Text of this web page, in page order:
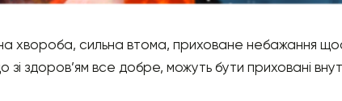
хвороба, сильна втома, приховане небажання
здоров’ям все добре, можуть бути приховані